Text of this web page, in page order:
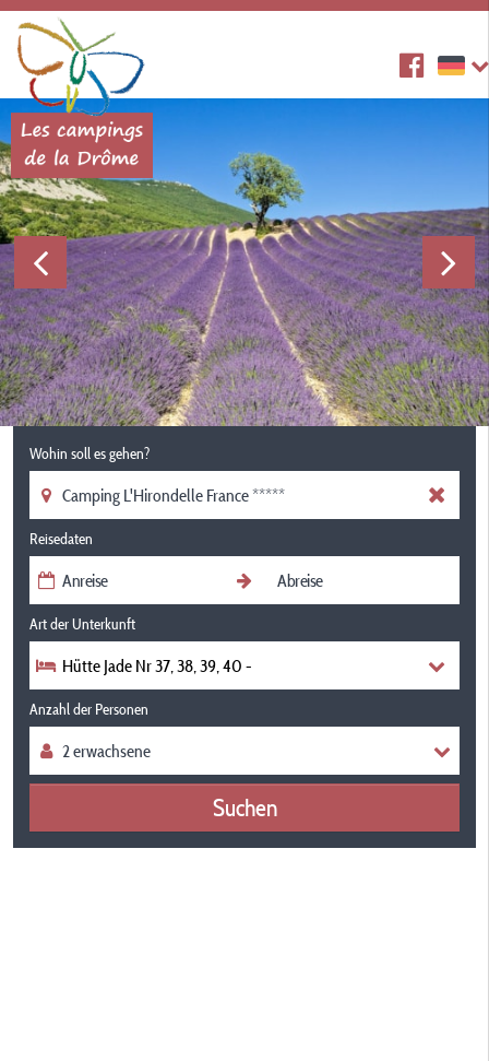
Wohin soll es gehen?
Reisedaten
Art der Unterkunft
Hütte Jade Nr 37, 38, 39, 40 -
Anzahl der Personen
Suchen